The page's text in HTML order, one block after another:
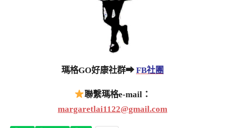
瑪格GO好康社群➡FB社團
聯繫瑪格e-mail：
margaretlai1122@gmail.com